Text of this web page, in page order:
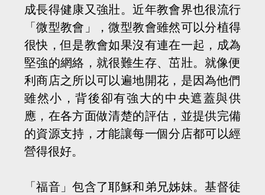
成長得健康又強壯。近年教會界也很流行
「微型教會」，微型教會雖然可以分植得
很快，但是教會如果沒有連在一起，成為
堅強的網絡，就很難生存、茁壯。就像便
利商店之所以可以遍地開花，是因為他們
雖然小，背後卻有強大的中央遮蓋與供
應，在各方面做清楚的評估，並提供完備
的資源支持，才能讓每一個分店都可以經
營得很好。
「福音」包含了耶穌和弟兄姊妹。基督徒